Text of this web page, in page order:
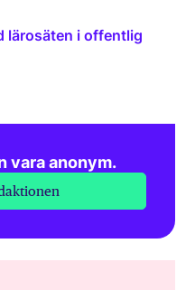
lärosäten i offentlig
vara anonym.